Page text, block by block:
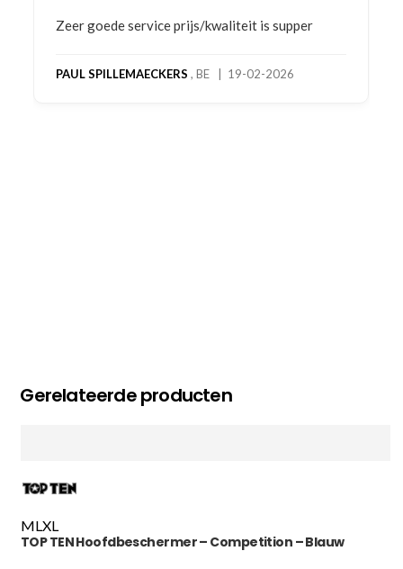
Bestelling gedaan vanwege goede prijzen en
bestelling al ontvangen met gifts, waardoor je
Gerelateerde producten
MLXL
TOP TEN Hoofdbeschermer – Competition – Blauw